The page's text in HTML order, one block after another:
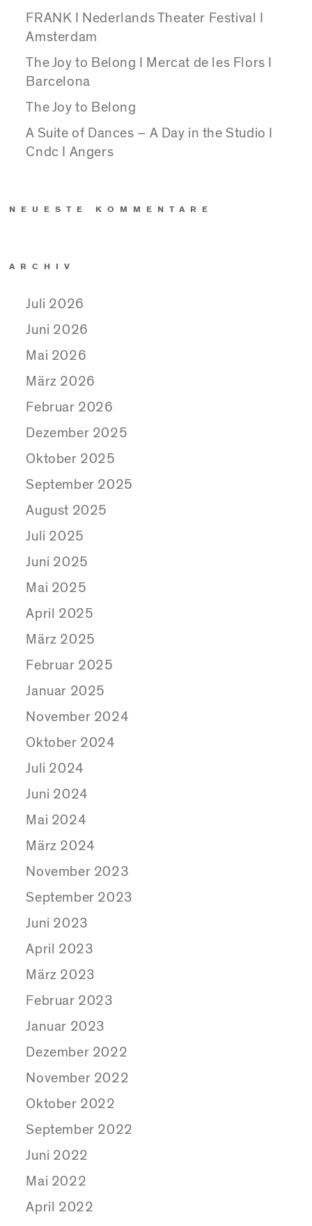
FRANK I Nederlands Theater Festival I
Amsterdam
The Joy to Belong I Mercat de les Flors I
Barcelona
The Joy to Belong
A Suite of Dances – A Day in the Studio I
Cndc I Angers
NEUESTE KOMMENTARE
ARCHIV
Juli 2026
Juni 2026
Mai 2026
März 2026
Februar 2026
Dezember 2025
Oktober 2025
September 2025
August 2025
Juli 2025
Juni 2025
Mai 2025
April 2025
März 2025
Februar 2025
Januar 2025
November 2024
Oktober 2024
Juli 2024
Juni 2024
Mai 2024
März 2024
November 2023
September 2023
Juni 2023
April 2023
März 2023
Februar 2023
Januar 2023
Dezember 2022
November 2022
Oktober 2022
September 2022
Juni 2022
Mai 2022
April 2022